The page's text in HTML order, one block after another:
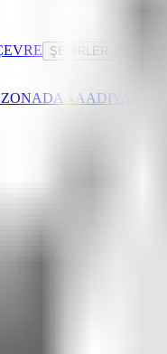
ŞEHIRLER
ADANAADIYAMAN